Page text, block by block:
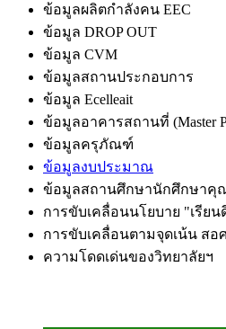
ข้อมูลผลิตกำลังคน EEC
ข้อมูล DROP OUT
ข้อมูล CVM
ข้อมูลสถานประกอบการ
ข้อมูล Ecelleait
ข้อมูลอาคารสถานที่ (Master
ข้อมูลครุภัณฑ์
ข้อมูลงบประมาณ
ข้อมูลสถานศึกษานักศึกษาคุ
การขับเคลื่อนนโยบาย "เรีย
การขับเคลื่อนตามจุดเน้น สอ
ความโดดเด่นของวิทยาลัยฯ